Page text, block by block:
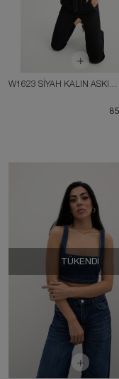
W1623 SİYAH KALIN ASKI BÜSTİYER
TÜKENDI